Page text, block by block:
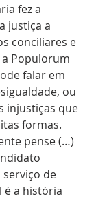
fez a
justiça a
conciliares e
Populorum
falar em
ou
injustiças que
formas.
pense (…)
serviço de
é a história